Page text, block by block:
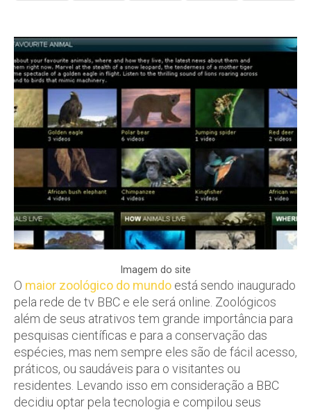
Imagem do site
O maior zoológico do mundo está sendo inaugurado
pela rede de tv BBC e ele será online. Zoológicos
além de seus atrativos tem grande importância para
pesquisas científicas e para a conservação das
espécies, mas nem sempre eles são de fácil acesso,
práticos, ou saudáveis para o visitantes ou
residentes. Levando isso em consideração a BBC
decidiu optar pela tecnologia e compilou seus